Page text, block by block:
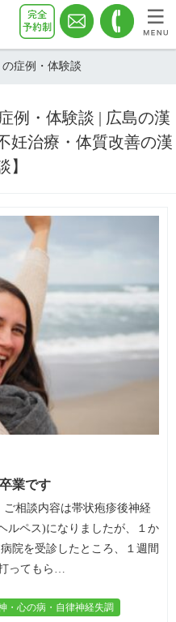
症例・体験談
例・体験談 | 広島の漢
妊治療・体質改善の漢
】
業です
相談内容は帯状疱疹後神経
ルペス)になりましたが、１か
院を受診したところ、１週間
ってもら…
・心の病・自律神経失調